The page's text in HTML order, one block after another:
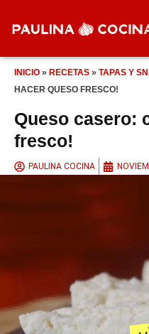
INICIO » RECETAS » TAPAS Y
HACER QUESO FRESCO!
Queso casero:
fresco!
PAULINA COCINA